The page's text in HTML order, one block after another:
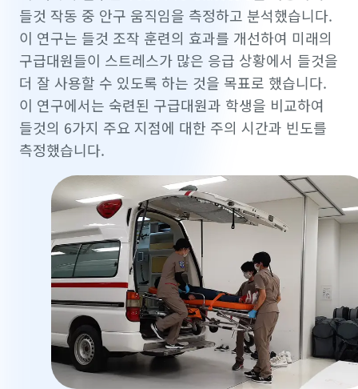
들것 작동 중 안구 움직임을 측정하고 분석했습니다.
이 연구는 들것 조작 훈련의 효과를 개선하여 미래의
구급대원들이 스트레스가 많은 응급 상황에서 들것을
더 잘 사용할 수 있도록 하는 것을 목표로 했습니다.
이 연구에서는 숙련된 구급대원과 학생을 비교하여
들것의 6가지 주요 지점에 대한 주의 시간과 빈도를
측정했습니다.